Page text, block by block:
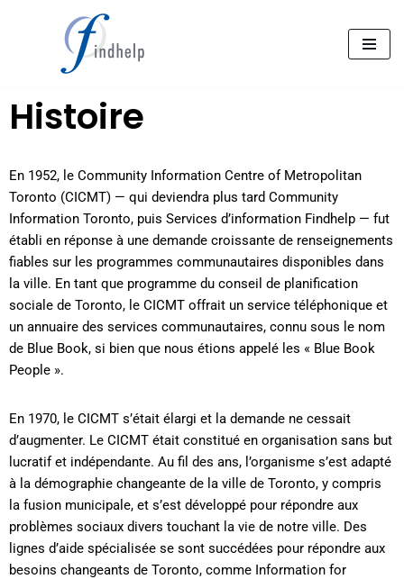
Histoire
En 1952, le Community Information Centre of Metropolitan
Toronto (CICMT) — qui deviendra plus tard Community
Information Toronto, puis Services d’information Findhelp — fut
établi en réponse à une demande croissante de renseignements
fiables sur les programmes communautaires disponibles dans
la ville. En tant que programme du conseil de planification
sociale de Toronto, le CICMT offrait un service téléphonique et
un annuaire des services communautaires, connu sous le nom
de Blue Book, si bien que nous étions appelé les « Blue Book
People ».
En 1970, le CICMT s’était élargi et la demande ne cessait
d’augmenter. Le CICMT était constitué en organisation sans but
lucratif et indépendante. Au fil des ans, l’organisme s’est adapté
à la démographie changeante de la ville de Toronto, y compris
la fusion municipale, et s’est développé pour répondre aux
problèmes sociaux divers touchant la vie de notre ville. Des
lignes d’aide spécialisée se sont succédées pour répondre aux
besoins changeants de Toronto, comme Information for